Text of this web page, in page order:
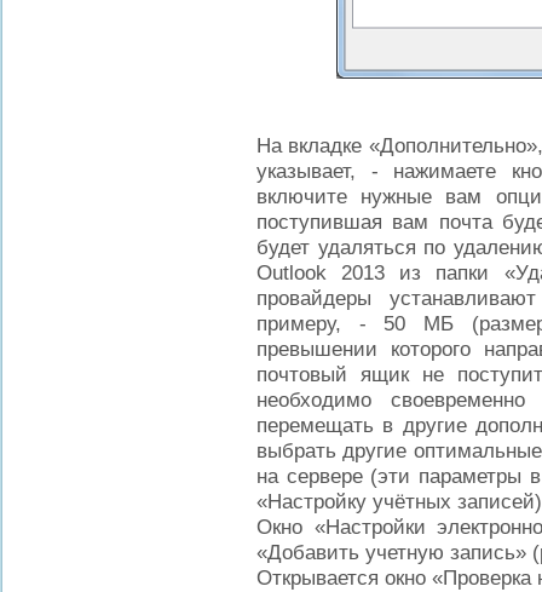
На вкладке
указывает, - нажимаете
включите нужные вам
поступившая вам почта
будет удаляться по
Outlook 2013 из папки
провайдеры
примеру, - 50 МБ
превышении которого
почтовый ящик не
необходимо
перемещать в другие
выбрать другие
на сервере (эти параметры
«Настройку учётных
Окно «Настройки
«Добавить учетную запись»
Открывается окно «Проверка